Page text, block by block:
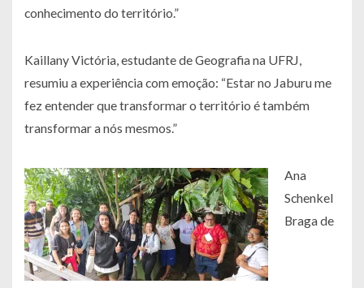
conhecimento do território.”
Kaillany Victória, estudante de Geografia na UFRJ,
resumiu a experiência com emoção: “Estar no Jaburu me
fez entender que transformar o território é também
transformar a nós mesmos.”
Ana
Schenkel
Braga de